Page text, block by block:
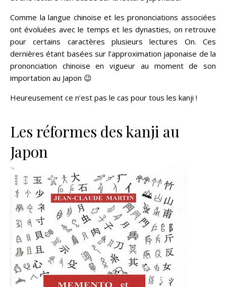
Comme la langue chinoise et les prononciations associées
ont évoluées avec le temps et les dynasties, on retrouve
pour certains caractères plusieurs lectures On. Ces
dernières étant basées sur l’approximation japonaise de la
prononciation chinoise en vigueur au moment de son
importation au Japon 😉
Heureusement ce n’est pas le cas pour tous les kanji !
Les réformes des kanji au
Japon